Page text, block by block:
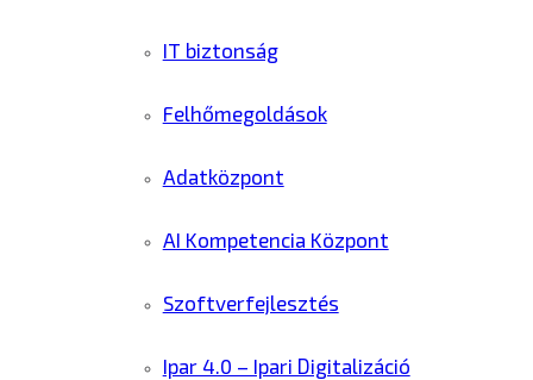
IT biztonság
Felhőmegoldások
Adatközpont
AI Kompetencia Központ
Szoftverfejlesztés
Ipar 4.0 – Ipari Digitalizáció